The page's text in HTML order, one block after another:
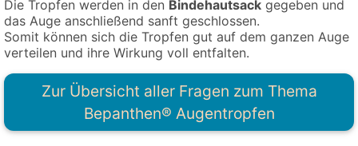
Die Tropfen werden in den Bindehautsack gegeben und
das Auge anschließend sanft geschlossen.
Somit können sich die Tropfen gut auf dem ganzen Auge
verteilen und ihre Wirkung voll entfalten.
Zur Übersicht aller Fragen zum Thema
Bepanthen® Augentropfen